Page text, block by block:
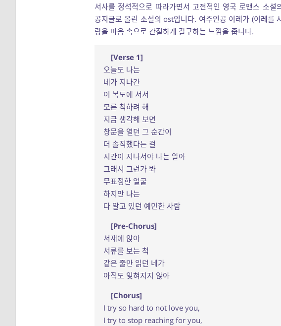
서사를 정석적으로 따라가면서 고전적인 영국 로맨스 소
공지글로 올린 소설의 ost입니다. 여주인공 이레가 (이레를
랑을 마음 속으로 간절하게 갈구하는 느낌을 줍니다.
[Verse 1]
오늘도 나는
네가 지나간
이 복도에 서서
모른 척하려 해
지금 생각해 보면
창문을 열던 그 순간이
더 솔직했다는 걸
시간이 지나서야 나는 알아
그래서 그런가 봐
무표정한 얼굴
하지만 나는
다 알고 있던 예민한 사람
[Pre-Chorus]
서재에 앉아
서류를 보는 척
같은 줄만 읽던 네가
아직도 잊혀지지 않아
[Chorus]
I try so hard to not love you,
I try to stop reaching for you,